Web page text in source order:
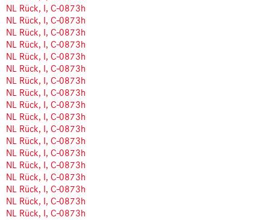
NL Rück, I, C-0873h
NL Rück, I, C-0873h
NL Rück, I, C-0873h
NL Rück, I, C-0873h
NL Rück, I, C-0873h
NL Rück, I, C-0873h
NL Rück, I, C-0873h
NL Rück, I, C-0873h
NL Rück, I, C-0873h
NL Rück, I, C-0873h
NL Rück, I, C-0873h
NL Rück, I, C-0873h
NL Rück, I, C-0873h
NL Rück, I, C-0873h
NL Rück, I, C-0873h
NL Rück, I, C-0873h
NL Rück, I, C-0873h
NL Rück, I, C-0873h